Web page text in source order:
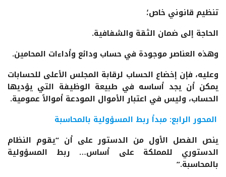
تنظيم قانوني خاص؛
الحاجة إلى ضمان الثقة والشفافية.
وهذه العناصر موجودة في حساب ودائع وأداءات المحامين.
وعليه، فإن إخضاع الحساب لرقابة المجلس الأعلى للحسابات
يمكن أن يجد أساسه في طبيعة الوظيفة التي يؤديها
الحساب، وليس في اعتبار الأموال المودعة أموالاً عمومية.
المحور الرابع: مبدأ ربط المسؤولية بالمحاسبة
ينص الفصل الأول من الدستور على أن “يقوم النظام
الدستوري للمملكة على أساس… ربط المسؤولية
بالمحاسبة.”